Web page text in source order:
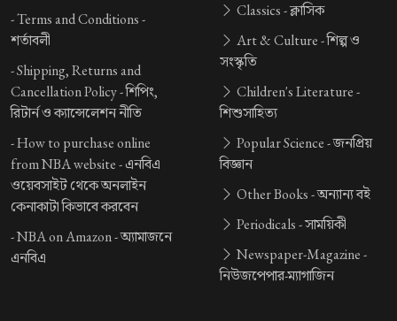
-Terms and Conditions -
শর্তাবলী
-Shipping, Returns and
Cancellation Policy -শিপিং,
রিটার্ন ও ক্যান্সেলেশন নীতি
-How to purchase online
from NBA website -এনবিএ
ওয়েবসাইট থেকে অনলাইন
কেনাকাটা কিভাবে করবেন
-NBA on Amazon -অ্যামাজনে
এনবিএ
Classics -ক্লাসিক
Art & Culture -শিল্প ও
সংস্কৃতি
Children's Literature -
শিশুসাহিত্য
Popular Science -জনপ্রিয়
বিজ্ঞান
Other Books -অন্যান্য বই
Periodicals -সাময়িকী
Newspaper-Magazine -
নিউজপেপার-ম্যাগাজিন